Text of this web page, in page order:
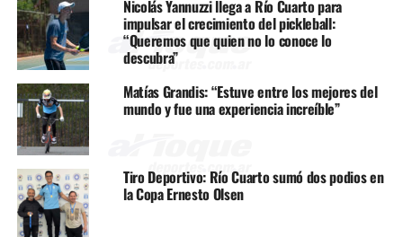
Nicolás Yannuzzi llega a Río Cuarto para
impulsar el crecimiento del pickleball:
“Queremos que quien no lo conoce lo
descubra”
Matías Grandis: “Estuve entre los mejores del
mundo y fue una experiencia increíble”
Tiro Deportivo: Río Cuarto sumó dos podios en
la Copa Ernesto Olsen